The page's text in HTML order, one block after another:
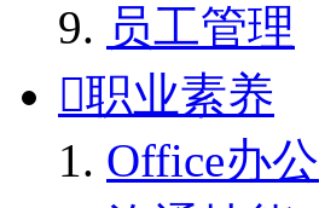
员工管理
职业素养
Office办公